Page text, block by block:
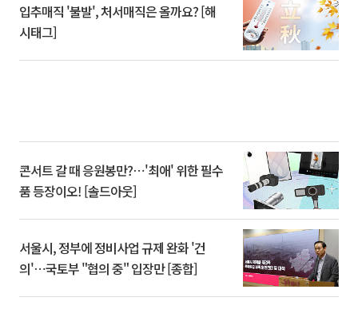
입추매직 '불발', 처서매직은 올까요? [해
시태그]
콘서트 갈 때 응원봉만?⋯'최애' 위한 필수
품 등장이오! [솔드아웃]
서울시, 정부에 정비사업 규제 완화 '건
의'⋯국토부 "협의 중" 입장만 [종합]